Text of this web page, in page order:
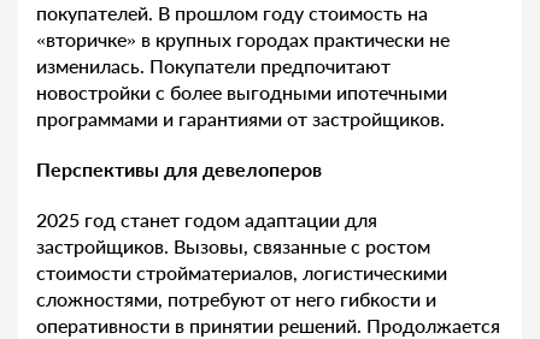
покупателей. В прошлом году стоимость на
«вторичке» в крупных городах практически не
изменилась. Покупатели предпочитают
новостройки с более выгодными ипотечными
программами и гарантиями от застройщиков.
Перспективы для девелоперов
2025 год станет годом адаптации для
застройщиков. Вызовы, связанные с ростом
стоимости стройматериалов, логистическими
сложностями, потребуют от него гибкости и
оперативности в принятии решений. Продолжается